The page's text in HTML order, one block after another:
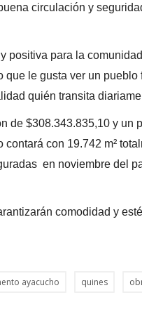
circulación y
positiva para la
que le gusta ver un
quién transita
de $308.343.835,10 y un
contará con 19.742 m²
en noviembre del
comodidad y
ayacucho quines